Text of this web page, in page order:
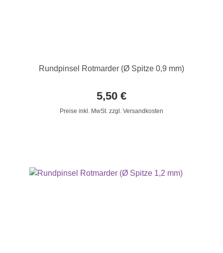
Rundpinsel Rotmarder (Ø Spitze 0,9 mm)
5,50 €
Preise inkl. MwSt. zzgl. Versandkosten